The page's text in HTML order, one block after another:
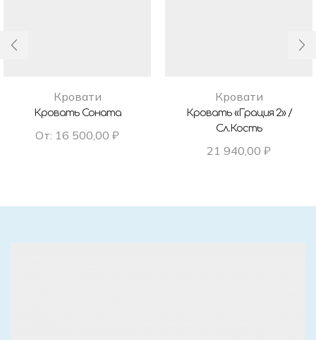
Кровати
Кровать Соната
От: 16 500,00 ₽
Кровати
Кровать «Грация 2» /
Сл.кость
21 940,00 ₽